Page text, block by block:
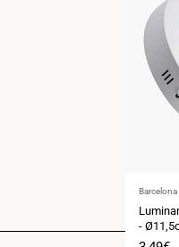
Barcelona
-